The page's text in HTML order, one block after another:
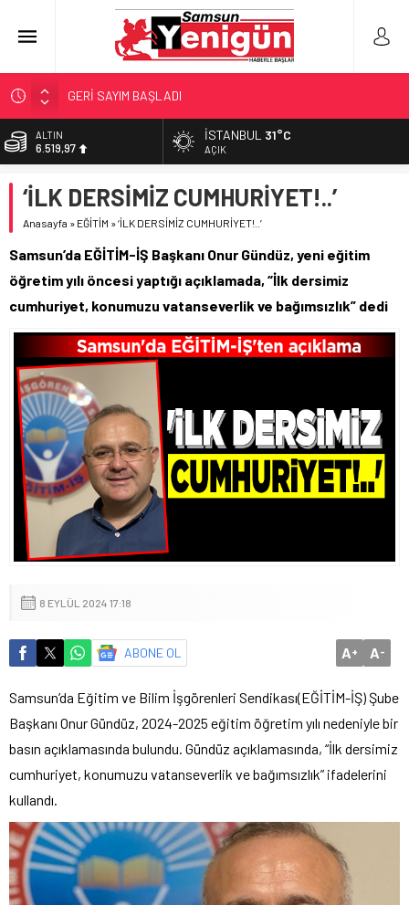
GERİ SAYIM BAŞLADI
SAMSUNSPOR’DA HEDEF 5’İNCİLİK!
‘BAFRA’YA YATIRIM YAPIN!’
YÖNETİCİ SEÇERKEN YAPILAN EN BÜYÜK HATALAR
BİST
13.798,82
47,7025
EURO
6.519,97
İSTANBUL 31°C
AÇIK
‘İLK DERSİMİZ CUMHURİYET!..’
Anasayfa » EĞİTİM »‘İLK DERSİMİZ CUMHURİYET!..’
Samsun’da EĞİTİM-İŞ Başkanı Onur Gündüz, yeni eğitim
öğretim yılı öncesi yaptığı açıklamada, “İlk dersimiz
cumhuriyet, konumuzu vatanseverlik ve bağımsızlık” dedi
8 EYLÜL 2024 17:18
ABONE OL A+ A-
Samsun’da Eğitim ve Bilim İşgörenleri Sendikası(EĞİTİM-İŞ) Şube
Başkanı Onur Gündüz, 2024-2025 eğitim öğretim yılı nedeniyle bir
basın açıklamasında bulundu. Gündüz açıklamasında, “İlk dersimiz
cumhuriyet, konumuzu vatanseverlik ve bağımsızlık” ifadelerini
kullandı.